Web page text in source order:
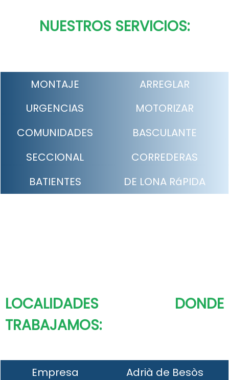
NUESTROS SERVICIOS:
MONTAJE
ARREGLAR
URGENCIAS
MOTORIZAR
COMUNIDADES
BASCULANTE
SECCIONAL
CORREDERAS
BATIENTES
DE LONA RáPIDA
LOCALIDADES DONDE
TRABAJAMOS:
Empresa
Adrià de Besòs